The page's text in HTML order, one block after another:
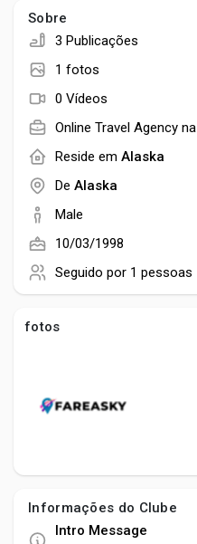
Popular Posts
Discover Posts
Developers
Social Networth OS
Creator Award
Talkfever App
Sobre
3 Publicações
1 fotos
0 Vídeos
Online Travel Agency na
Reside em Alaska
De Alaska
Male
10/03/1998
Seguido por 1 pessoas
fotos
Informações do Clube
Intro Message